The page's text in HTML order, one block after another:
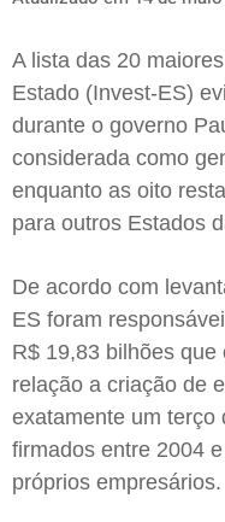
A lista das 20
Estado (Invest-ES)
durante o governo
considerada como
enquanto as oito
para outros Estados
De acordo com
ES foram
R$ 19,83 bilhões
relação a criação de
exatamente um terço
firmados entre 2004
próprios empresários.